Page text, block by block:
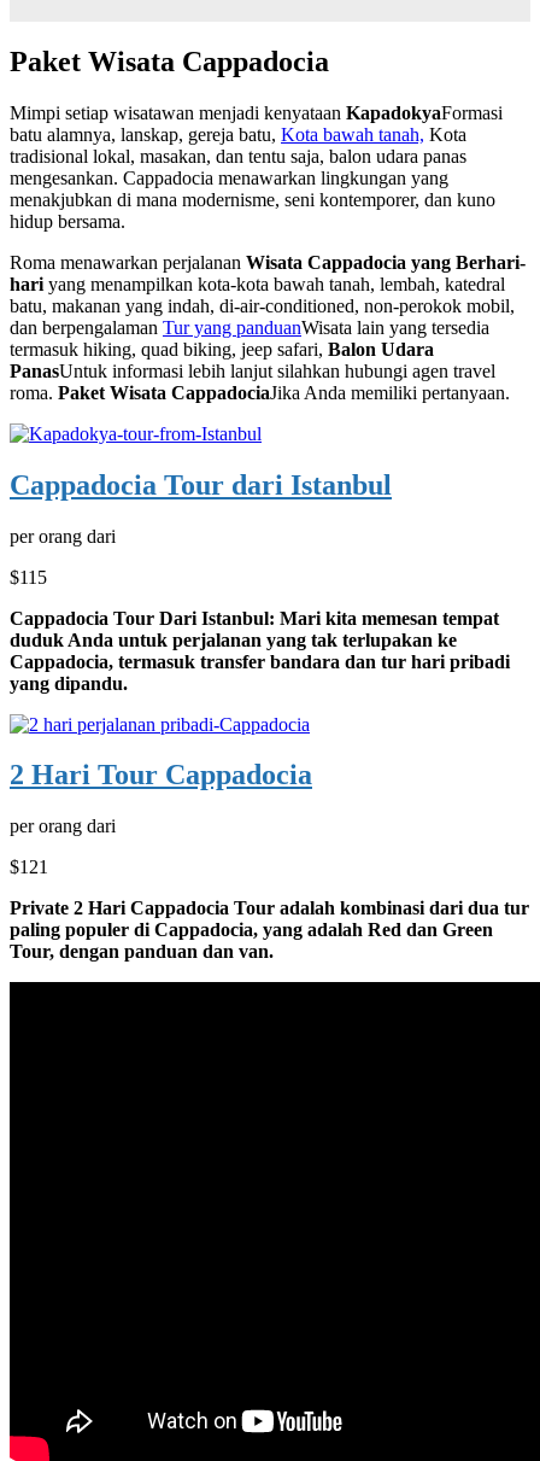
Paket Wisata Cappadocia
Mimpi setiap wisatawan menjadi kenyataan KapadokyaFormasi
batu alamnya, lanskap, gereja batu, Kota bawah tanah, Kota
tradisional lokal, masakan, dan tentu saja, balon udara panas
mengesankan. Cappadocia menawarkan lingkungan yang
menakjubkan di mana modernisme, seni kontemporer, dan kuno
hidup bersama.
Roma menawarkan perjalanan Wisata Cappadocia yang Berhari-
hari yang menampilkan kota-kota bawah tanah, lembah, katedral
batu, makanan yang indah, di-air-conditioned, non-perokok mobil,
dan berpengalaman Tur yang panduanWisata lain yang tersedia
termasuk hiking, quad biking, jeep safari, Balon Udara
PanasUntuk informasi lebih lanjut silahkan hubungi agen travel
roma. Paket Wisata CappadociaJika Anda memiliki pertanyaan.
Cappadocia Tour dari Istanbul
per orang dari
$115
Cappadocia Tour Dari Istanbul: Mari kita memesan tempat
duduk Anda untuk perjalanan yang tak terlupakan ke
Cappadocia, termasuk transfer bandara dan tur hari pribadi
yang dipandu.
2 Hari Tour Cappadocia
per orang dari
$121
Private 2 Hari Cappadocia Tour adalah kombinasi dari dua tur
paling populer di Cappadocia, yang adalah Red dan Green
Tour, dengan panduan dan van.